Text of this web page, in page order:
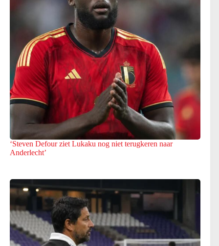
‘Steven Defour ziet Lukaku nog niet terugkeren naar
Anderlecht’